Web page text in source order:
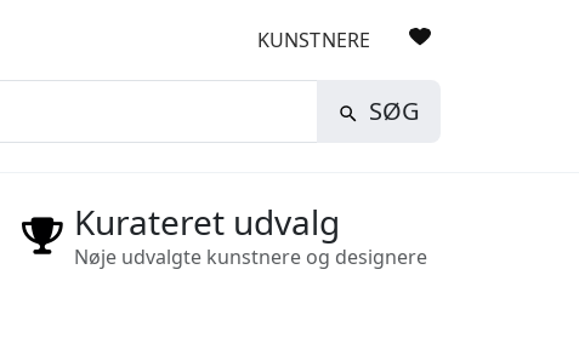
KUNSTNERE
SØG
Kurateret udvalg
Nøje udvalgte kunstnere og designere